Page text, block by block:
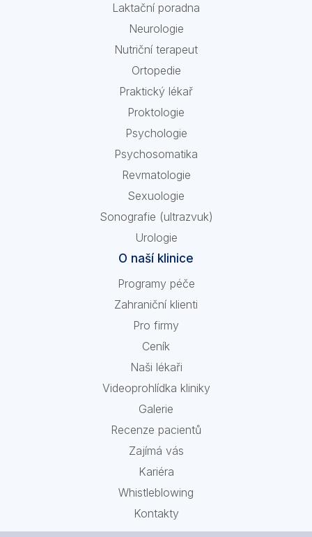
Laktační poradna
Neurologie
Nutriční terapeut
Ortopedie
Praktický lékař
Proktologie
Psychologie
Psychosomatika
Revmatologie
Sexuologie
Sonografie (ultrazvuk)
Urologie
O naší klinice
Programy péče
Zahraniční klienti
Pro firmy
Ceník
Naši lékaři
Videoprohlídka kliniky
Galerie
Recenze pacientů
Zajímá vás
Kariéra
Whistleblowing
Kontakty